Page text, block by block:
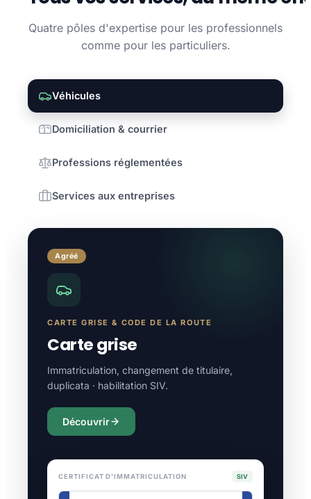
Quatre pôles d'expertise pour les professionnels
comme pour les particuliers.
Véhicules
Domiciliation & courrier
Professions réglementées
Services aux entreprises
Agréé
CARTE GRISE & CODE DE LA ROUTE
Carte grise
Immatriculation, changement de titulaire,
duplicata · habilitation SIV.
Découvrir
CERTIFICAT D'IMMATRICULATION SIV